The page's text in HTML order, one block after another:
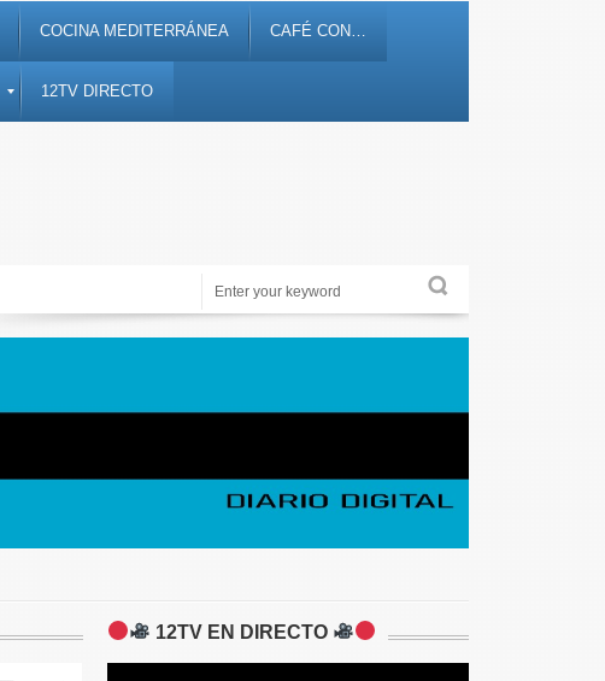
COCINA MEDITERRÁNEA CAFÉ CON…
12TV DIRECTO
Noticias, debates, fiestas, cultura, ocio y entretenimiento
12TV EN DIRECTO